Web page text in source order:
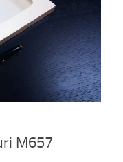
M657